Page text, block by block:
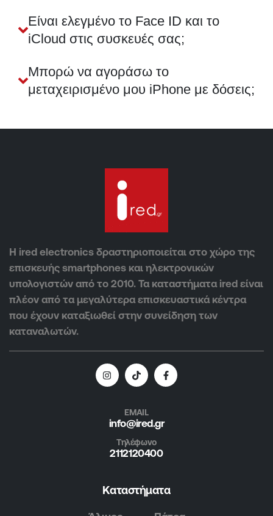
Είναι ελεγμένο το Face ID και το
iCloud στις συσκευές σας;
Μπορώ να αγοράσω το
μεταχειρισμένο μου iPhone με δόσεις;
Η ired electronics δραστηριοποιείται στο χώρο της
επισκευής smartphones και ηλεκτρονικών
υπολογιστών από το 2010. Τα καταστήματα ired είναι
πλέον από τα μεγαλύτερα επισκευαστικά κέντρα
που έχουν καταξιωθεί στην συνείδηση των
καταναλωτών.
EMAIL
info@ired.gr
Τηλέφωνο
2112120400
Καταστήματα